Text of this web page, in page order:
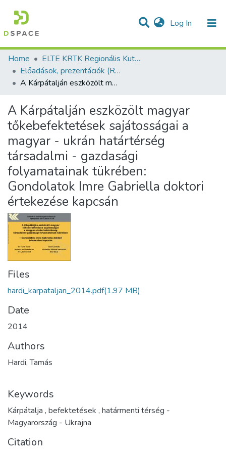
Log In (current)
Communities & Collections
Statistics
All of DSpace
Home
ELTE KRTK Regionális Kutatások Intézete
Előadások, prezentációk (RKI)
A Kárpátalján eszközölt magyar tőkebefektetések sajátosságai a magyar - ukrán határtérség társadalmi - gazdasági folyamatainak tükrében: Gondolatok Imre Gabriella doktori értekezése kapcsán
A Kárpátalján eszközölt magyar
tőkebefektetések sajátosságai a
magyar - ukrán határtérség
társadalmi - gazdasági
folyamatainak tükrében:
Gondolatok Imre Gabriella doktori
értekezése kapcsán
Files
hardi_karpataljan_2014.pdf(1.97 MB)
Date
2014
Authors
Hardi, Tamás
Keywords
Kárpátalja , befektetések , határmenti térség -
Magyarország - Ukrajna
Citation